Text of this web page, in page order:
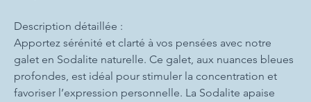
Description détaillée :
Apportez sérénité et clarté à vos pensées avec notre
galet en Sodalite naturelle. Ce galet, aux nuances bleues
profondes, est idéal pour stimuler la concentration et
favoriser l’expression personnelle. La Sodalite apaise